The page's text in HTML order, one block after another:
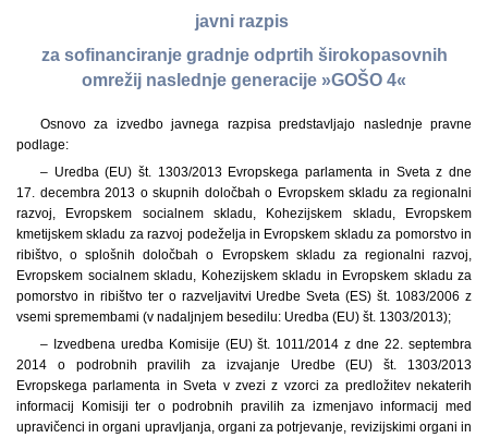
javni razpis
za sofinanciranje gradnje odprtih širokopasovnih
omrežij naslednje generacije »GOŠO 4«
Osnovo za izvedbo javnega razpisa predstavljajo naslednje pravne
podlage:
– Uredba (EU) št. 1303/2013 Evropskega parlamenta in Sveta z dne
17. decembra 2013 o skupnih določbah o Evropskem skladu za regionalni
razvoj, Evropskem socialnem skladu, Kohezijskem skladu, Evropskem
kmetijskem skladu za razvoj podeželja in Evropskem skladu za pomorstvo in
ribištvo, o splošnih določbah o Evropskem skladu za regionalni razvoj,
Evropskem socialnem skladu, Kohezijskem skladu in Evropskem skladu za
pomorstvo in ribištvo ter o razveljavitvi Uredbe Sveta (ES) št. 1083/2006 z
vsemi spremembami (v nadaljnjem besedilu: Uredba (EU) št. 1303/2013);
– Izvedbena uredba Komisije (EU) št. 1011/2014 z dne 22. septembra
2014 o podrobnih pravilih za izvajanje Uredbe (EU) št. 1303/2013
Evropskega parlamenta in Sveta v zvezi z vzorci za predložitev nekaterih
informacij Komisiji ter o podrobnih pravilih za izmenjavo informacij med
upravičenci in organi upravljanja, organi za potrjevanje, revizijskimi organi in